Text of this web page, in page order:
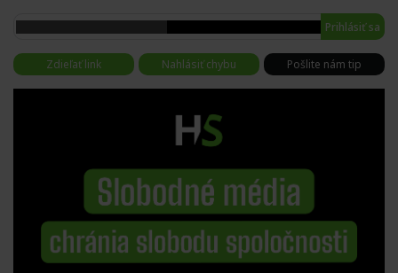
Prihlásiť sa
Zdieľať link Nahlásiť chybu Pošlite nám tip